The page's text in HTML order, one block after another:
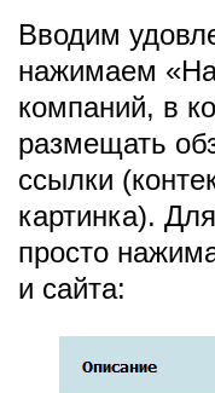
Вводим
нажимаем
компаний, в
размещать
ссылки
картинка).
просто
и сайта: